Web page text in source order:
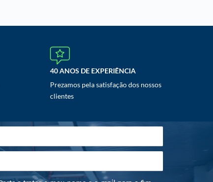
40 ANOS DE EXPERIÊNCIA
Prezamos pela satisfação dos nossos
clientes